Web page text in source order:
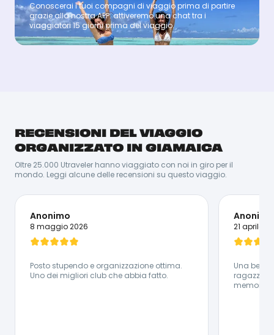
Conoscerai i tuoi compagni di viaggio prima di partire
grazie alla nostra APP: attiveremo una chat tra i
viaggiatori 15 giorni prima del viaggio.
Coach
LUISA
Solare, curiosa, energica: tutte qualità che una
coordinatrice di viaggio dovrebbe avere e che
rispecchia a pieno l'animo di Luisa! Laureata in
Economia del turismo, dopo l'università Luisa ha
iniziato a viaggiare e a coordinare gruppi in giro per il
mondo: da lì non ha più smesso. Ama conoscere
intreccio unico di storie, emozioni e nuove amicizie.
Lingue Parlate:
🇮🇹 Italiano - 🇪🇸 Spagnolo - 🇬🇧 Inglese
RECENSIONI DEL VIAGGIO
ORGANIZZATO IN GIAMAICA
Oltre 25.000 Utraveler hanno viaggiato con noi in giro per il
mondo. Leggi alcune delle recensioni su questo viaggio.
Anonimo
8 maggio 2026
Posto stupendo e organizzazione ottima.
Uno dei migliori club che abbia fatto.
Anonimo
21 aprile
Una
ragazze